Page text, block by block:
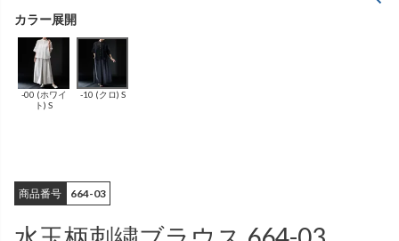
（無地）
（レーヨン76％、ポリエステル18％、
シルク4％、ポリウレタン2%）
麻（無地） 麻プラス （ボーダー）
-00 (ホワイ
ト) S
-10 (クロ) S
商品番号 664-03